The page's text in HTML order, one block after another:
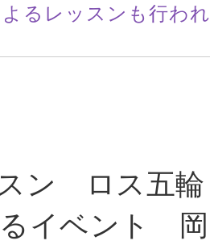
るレッスンも行われ
スン ロス五輪
るイベント 岡